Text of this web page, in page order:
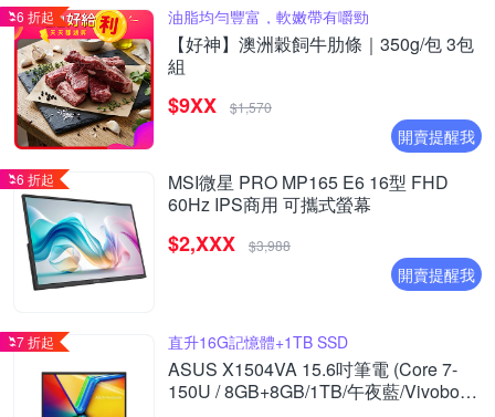
6 折起 油脂均勻豐富，軟嫩帶有嚼勁
【好神】澳洲穀飼牛肋條｜350g/包 3包
組
$9XX $1,570
開賣提醒我
6 折起
MSI微星 PRO MP165 E6 16型 FHD
60Hz IPS商用 可攜式螢幕
$2,XXX $3,988
開賣提醒我
7 折起 直升16G記憶體+1TB SSD
ASUS X1504VA 15.6吋筆電 (Core 7-
150U / 8GB+8GB/1TB/午夜藍/Vivobook